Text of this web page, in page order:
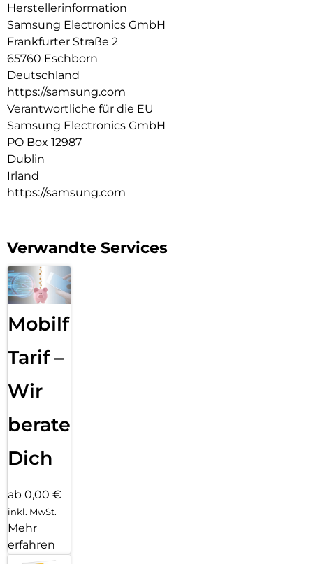
Herstellerinformation
Samsung Electronics GmbH
Frankfurter Straße 2
65760 Eschborn
Deutschland
https://samsung.com
Verantwortliche für die EU
Samsung Electronics GmbH
PO Box 12987
Dublin
Irland
https://samsung.com
Verwandte Services
Mobilfunk
Tarif –
Wir
beraten
Dich
ab 0,00 €
inkl. MwSt.
Mehr
erfahren